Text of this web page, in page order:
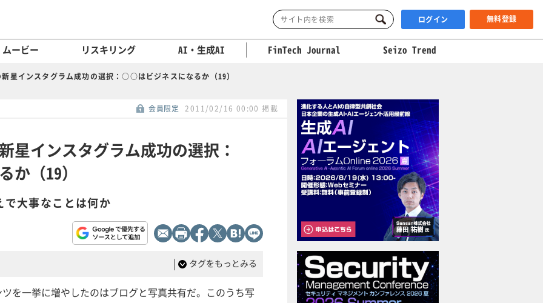
ログイン 無料登録
ムービー リスキリング AI・生成AI FinTech Journal Seizo Trend
星インスタグラム成功の選択：○○はビジネスになるか（19）
会員限定 2011/02/16 00:00 掲載
星インスタグラム成功の選択：
（19）
で大事なことは何か
| タグをもっとみる
を一挙に増やしたのはブログと写真共有だ。このうち写